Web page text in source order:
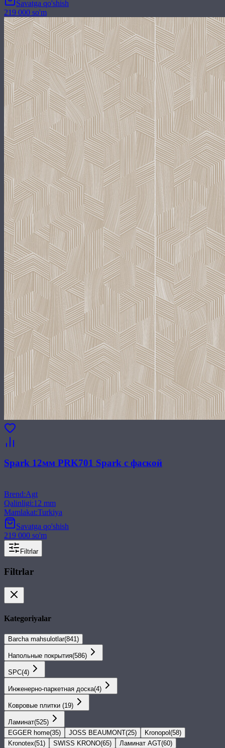
Savatga qo'shish
219 000 so'm
Spark 12мм PRK701 Spark с фаской
Brend:Agt
Qalinligi:12 mm
Mamlakat:Turkiya
Savatga qo'shish
219 000 so'm
Filtrlar
Filtrlar
Kategoriyalar
Barcha mahsulotlar(841)
Напольные покрытия(586)
SPС(4)
Инженерно-паркетная доска(4)
Ковровые плитки (19)
Ламинат(525)
EGGER home(35) JOSS BEAUMONT(25) Kronopol (58)
Kronotex(51) SWISS KRONO(65) Ламинат AGT(60)